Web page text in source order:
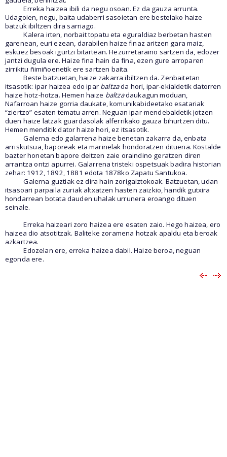
Erreka haizea ibili da negu osoan. Ez da gauza arrunta.
Udagoien, negu, baita udaberri sasoietan ere bestelako haize
batzuk ibiltzen dira sarriago.
Kalera irten, norbait topatu eta eguraldiaz berbetan hasten
garenean, euri ezean, darabilen haize finaz aritzen gara maiz,
eskuez besoak igurtzi bitartean. Hezurretaraino sartzen da, edozer
jantzi dugula ere. Haize fina hain da fina, ezen gure arroparen
zirrikitu ñimiñoenetik ere sartzen baita.
Beste batzuetan, haize zakarra ibiltzen da. Zenbaitetan
itsasotik: ipar haizea edo ipar baltzada hori, ipar-ekialdetik datorren
haize hotz-hotza. Hemen haize baltzadaukagun moduan,
Nafarroan haize gorria daukate, komunikabideetako esatariak
“ziertzo” esaten tematu arren. Neguan ipar-mendebaldetik jotzen
duen haize latzak guardasolak alferrikako gauza bihurtzen ditu.
Hemen menditik dator haize hori, ez itsasotik.
Galerna edo galarrena haize benetan zakarra da, enbata
arriskutsua, baporeak eta marinelak hondoratzen dituena. Kostalde
bazter honetan bapore deitzen zaie oraindino geratzen diren
arrantza ontzi apurrei. Galarrena tristeki ospetsuak badira historian
zehar: 1912, 1892, 1881 edota 1878ko Zapatu Santukoa.
Galerna guztiak ez dira hain zorigaiztokoak. Batzuetan, udan
itsasoari parpaila zuriak altxatzen hasten zaizkio, handik gutxira
hondarrean botata dauden uhalak urrunera eroango dituen
seinale.
Erreka haizeari zoro haizea ere esaten zaio. Hego haizea, ero
haizea dio atsotitzak. Baliteke zoramena hotzak apaldu eta beroak
azkartzea.
Edozelan ere, erreka haizea dabil. Haize beroa, neguan
egonda ere.